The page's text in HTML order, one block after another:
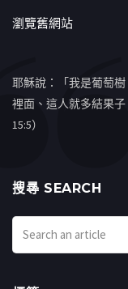
瀏覽舊網站
耶穌說：「我是葡萄
裡面、這人就多結果
15:5）
搜㝷 SEARCH